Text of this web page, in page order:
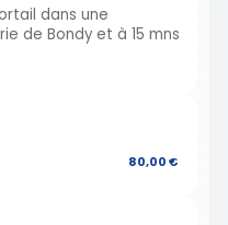
dans une
de Bondy et à 15 mns
80,00 €